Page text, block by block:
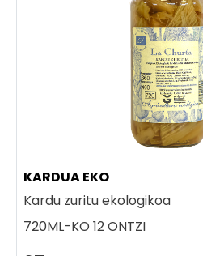
KARDUA EKO
Kardu zuritu ekologikoa
720ML-KO 12 ONTZI